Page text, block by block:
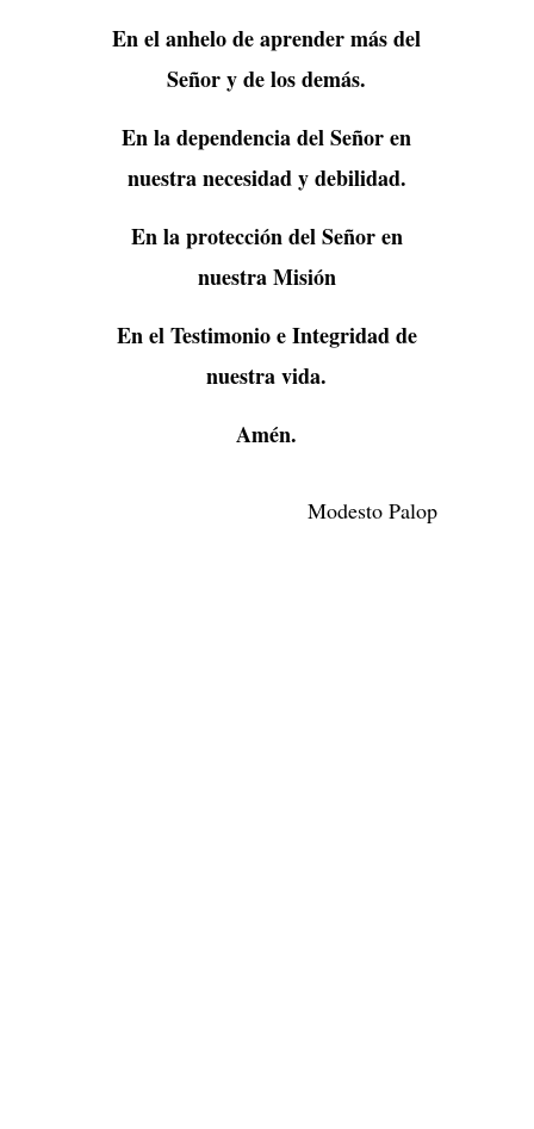
En el anhelo de aprender más del
Señor y de los demás.
En la dependencia del Señor en
nuestra necesidad y debilidad.
En la protección del Señor en
nuestra Misión
En el Testimonio e Integridad de
nuestra vida.
Amén.
Modesto Palop